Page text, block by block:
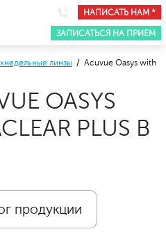
НАПИСАТЬ НАМ *
ЗАПИСАТЬСЯ НА ПРИЕМ
линзы / Acuvue Oasys with
OASYS
PLUS В
продукции